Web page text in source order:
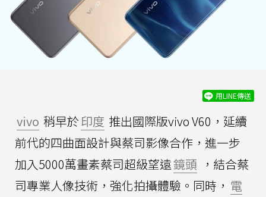
用LINE傳送
vivo 稍早於印度 推出國際版vivo V60，延續
前代的四曲面設計與蔡司影像合作，進一步
加入5000萬畫素蔡司超級望遠鏡頭 ，結合蔡
司專業人像技術，強化拍攝體驗。同時， 電